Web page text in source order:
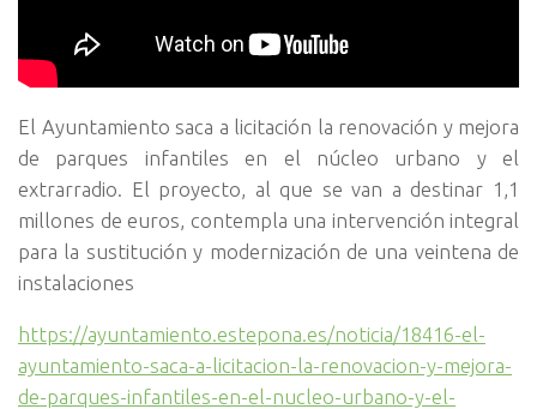
El Ayuntamiento saca a licitación la renovación y mejora
de parques infantiles en el núcleo urbano y el
extrarradio. El proyecto, al que se van a destinar 1,1
millones de euros, contempla una intervención integral
para la sustitución y modernización de una veintena de
instalaciones
https://ayuntamiento.estepona.es/noticia/18416-el-
ayuntamiento-saca-a-licitacion-la-renovacion-y-mejora-
de-parques-infantiles-en-el-nucleo-urbano-y-el-